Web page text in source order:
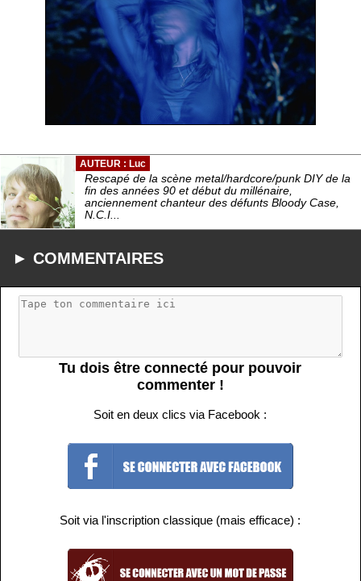
AUTEUR : Luc
Rescapé de la scène metal/hardcore/punk DIY de la
fin des années 90 et début du millénaire,
anciennement chanteur des défunts Bloody Case,
N.C.I...
► COMMENTAIRES
Tu dois être connecté pour pouvoir
commenter !
Soit en deux clics via Facebook :
Soit via l'inscription classique (mais efficace) :